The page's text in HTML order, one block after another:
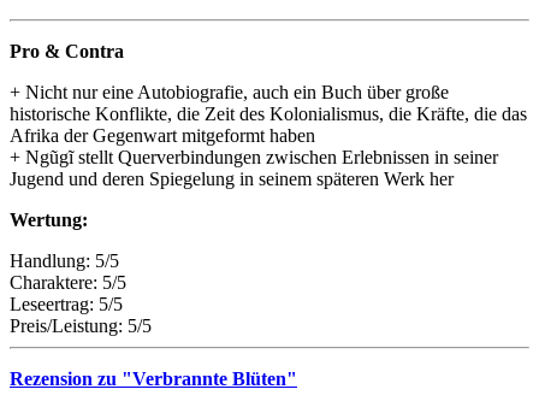
Pro & Contra
+ Nicht nur eine Autobiografie, auch ein Buch über große
historische Konflikte, die Zeit des Kolonialismus, die Kräfte, die das
Afrika der Gegenwart mitgeformt haben
+ Ngũgĩ stellt Querverbindungen zwischen Erlebnissen in seiner
Jugend und deren Spiegelung in seinem späteren Werk her
Wertung:
Handlung: 5/5
Charaktere: 5/5
Leseertrag: 5/5
Preis/Leistung: 5/5
Rezension zu "Verbrannte Blüten"